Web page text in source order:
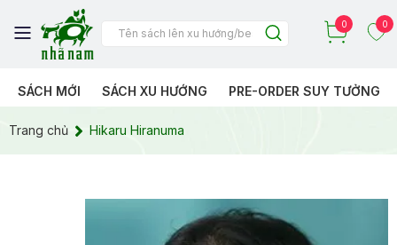
0 0
SÁCH MỚI SÁCH XU HƯỚNG PRE-ORDER SUY TƯỞNG
Trang chủ Hikaru Hiranuma